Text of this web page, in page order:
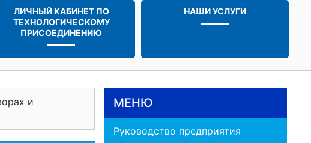
ЛИЧНЫЙ КАБИНЕТ ПО
ТЕХНОЛОГИЧЕСКОМУ
ПРИСОЕДИНЕНИЮ
НАШИ УСЛУГИ
и
МЕНЮ
Руководство предприятия